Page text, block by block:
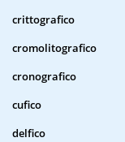
crittografico
cromolitografico
cronografico
cufico
delfico